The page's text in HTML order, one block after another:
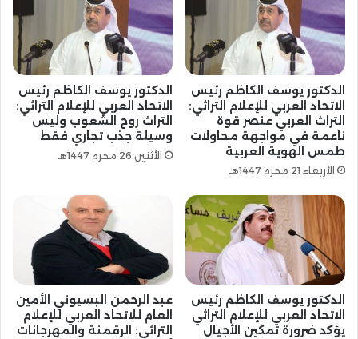
الدكتور يوسف الكاظم رئيس
الاتحاد العربي للإعلام التراثي:
التراث العربي عنصر قوة
ناعمة في مواجهة محاولات
طمس الهوية العربية
الأربعاء 21 محرم 1447هـ
الدكتور يوسف الكاظم رئيس
الاتحاد العربي للإعلام التراثي:
التراث روح الشعوب وليس
وسيلة جذب تجاري فقط
الأثنين 26 محرم 1447هـ
الدكتور يوسف الكاظم رئيس
الاتحاد العربي للإعلام التراثي
يؤكد ضرورة تمكين الأجيال
عبد الرحمن البسيوني الأمين
العام للاتحاد العربي للإعلام
التراثي: الرقمنة والمهرجانات